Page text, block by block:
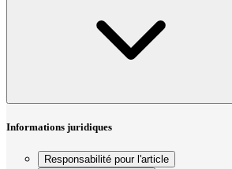
Informations juridiques
Responsabilité pour l'article